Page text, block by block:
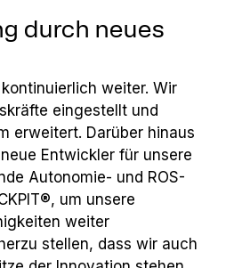
durch neues
weiter. Wir
eingestellt und
erweitert. Darüber hinaus
Ent­wickler für unsere
Autonomie- und ROS-
um unsere
weiter
­ stellen, dass wir auch